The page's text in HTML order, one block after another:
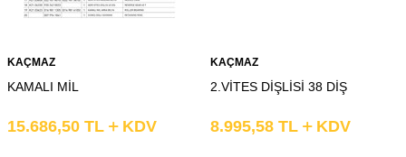
KAÇMAZ
KAMALI MİL
15.686,50 TL KDV
KAÇMAZ
2.VİTES DİŞLİSİ 38 DİŞ
8.995,58 TL KDV